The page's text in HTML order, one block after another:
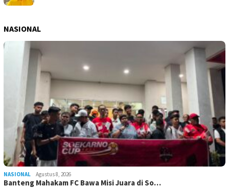
NASIONAL
NASIONAL Agustus 8, 2026
Banteng Mahakam FC Bawa Misi Juara di So…